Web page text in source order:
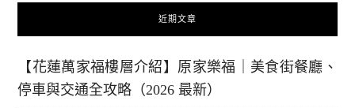
近期文章
【花蓮萬家福樓層介紹】原家樂福｜美食街餐廳、
停車與交通全攻略（2026 最新）